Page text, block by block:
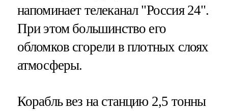
напоминает телеканал "Россия 24".
При этом большинство его
обломков сгорели в плотных слоях
атмосферы.
Корабль вез на станцию 2,5 тонны